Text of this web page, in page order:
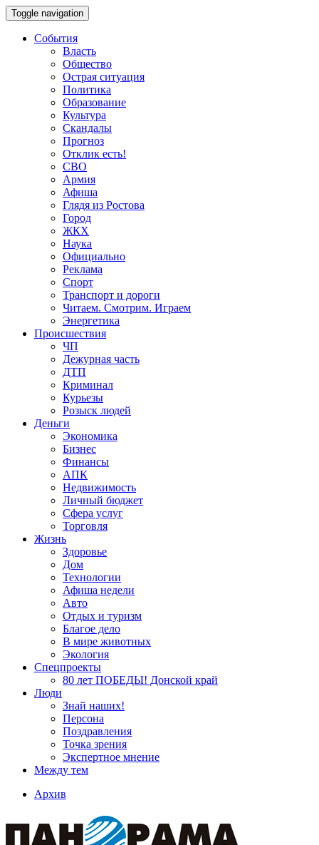
Toggle navigation
События
Власть
Общество
Острая ситуация
Политика
Образование
Культура
Скандалы
Прогноз
Отклик есть!
СВО
Армия
Афиша
Глядя из Ростова
Город
ЖКХ
Наука
Официально
Реклама
Спорт
Транспорт и дороги
Читаем. Смотрим. Играем
Энергетика
Происшествия
ЧП
Дежурная часть
ДТП
Криминал
Курьезы
Розыск людей
Деньги
Экономика
Бизнес
Финансы
АПК
Недвижимость
Личный бюджет
Сфера услуг
Торговля
Жизнь
Здоровье
Дом
Технологии
Афиша недели
Авто
Отдых и туризм
Благое дело
В мире животных
Экология
Спецпроекты
80 лет ПОБЕДЫ! Донской край
Люди
Знай наших!
Персона
Поздравления
Точка зрения
Экспертное мнение
Между тем
Архив